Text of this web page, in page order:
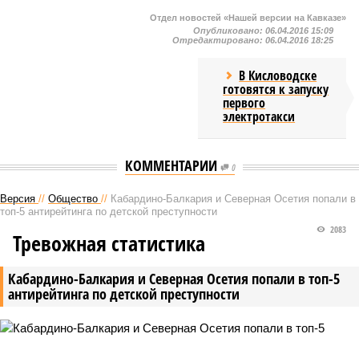
Отдел новостей «Нашей версии на Кавказе»
Опубликовано: 06.04.2016 15:09
Отредактировано: 06.04.2016 18:25
В Кисловодске
готовятся к запуску
первого
электротакси
КОММЕНТАРИИ 0
Версия // Общество // Кабардино-Балкария и Северная Осетия попали в
топ-5 антирейтинга по детской преступности
Кабардино-Балкария и Северная Осетия попали в топ-5
антирейтинга по детской преступности
2083
Тревожная статистика